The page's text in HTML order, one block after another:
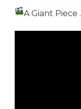
A Giant Piece